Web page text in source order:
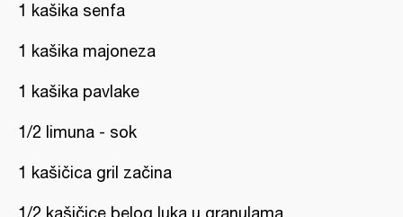
1 kašika senfa
1 kašika majoneza
1 kašika pavlake
1/2 limuna - sok
1 kašičica gril začina
1/2 kašičice belog luka u granulama